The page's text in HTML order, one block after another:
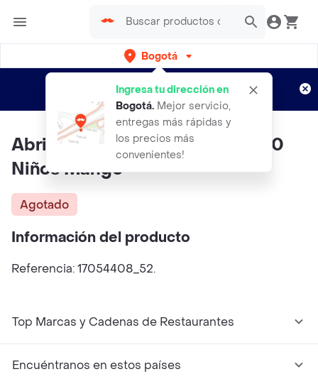
Bogotá
Ingresa tu dirección en
Bogotá. Mejor servicio,
entregas más rápidas y
los precios más
convenientes!
envíos gratis por semanas
Aplican TyC
Abrigo Anorak Porti Azul Talla 70
Niños Mango
Agotado
Información del producto
Referencia: 17054408_52.
Top Marcas y Cadenas de Restaurantes
Encuéntranos en estos países